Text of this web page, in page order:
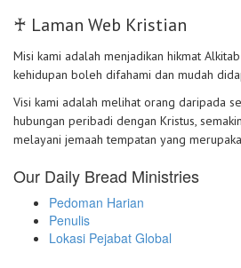
♰ Laman Web Kristian
Misi kami adalah menjadikan hikmat
kehidupan boleh difahami dan mudah
Visi kami adalah melihat orang daripada
hubungan peribadi dengan Kristus,
melayani jemaah tempatan yang
Our Daily Bread Ministries
Pedoman Harian
Penulis
Lokasi Pejabat Global